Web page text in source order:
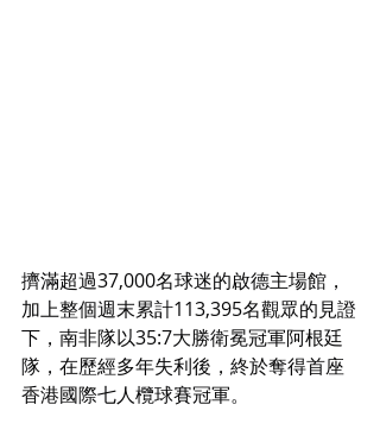
擠滿超過37,000名球迷的啟德主場館，
加上整個週末累計113,395名觀眾的見證
下，南非隊以35:7大勝衛冕冠軍阿根廷
隊，在歷經多年失利後，終於奪得首座
香港國際七人欖球賽冠軍。